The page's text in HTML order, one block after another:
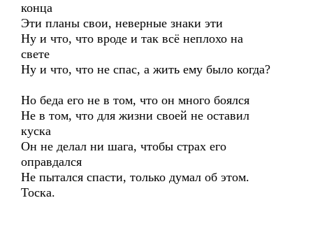
конца
Эти планы свои, неверные знаки эти
Ну и что, что вроде и так всё неплохо на
свете
Ну и что, что не спас, а жить ему было когда?
Но беда его не в том, что он много боялся
Не в том, что для жизни своей не оставил
куска
Он не делал ни шага, чтобы страх его
оправдался
Не пытался спасти, только думал об этом.
Тоска.